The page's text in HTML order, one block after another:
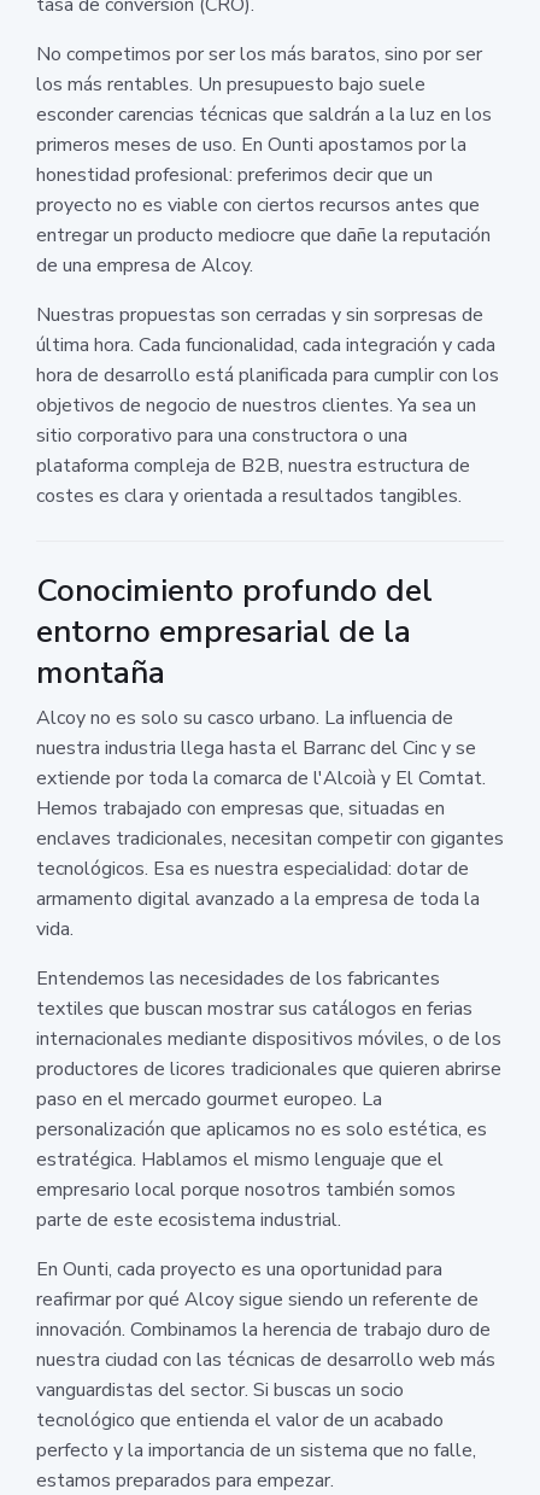
No competimos por ser los más baratos, sino por ser
los más rentables. Un presupuesto bajo suele
esconder carencias técnicas que saldrán a la luz en los
primeros meses de uso. En Ounti apostamos por la
honestidad profesional: preferimos decir que un
proyecto no es viable con ciertos recursos antes que
entregar un producto mediocre que dañe la reputación
de una empresa de Alcoy.
Nuestras propuestas son cerradas y sin sorpresas de
última hora. Cada funcionalidad, cada integración y cada
hora de desarrollo está planificada para cumplir con los
objetivos de negocio de nuestros clientes. Ya sea un
sitio corporativo para una constructora o una
plataforma compleja de B2B, nuestra estructura de
costes es clara y orientada a resultados tangibles.
Conocimiento profundo del
entorno empresarial de la
montaña
Alcoy no es solo su casco urbano. La influencia de
nuestra industria llega hasta el Barranc del Cinc y se
extiende por toda la comarca de l'Alcoià y El Comtat.
Hemos trabajado con empresas que, situadas en
enclaves tradicionales, necesitan competir con gigantes
tecnológicos. Esa es nuestra especialidad: dotar de
armamento digital avanzado a la empresa de toda la
vida.
Entendemos las necesidades de los fabricantes
textiles que buscan mostrar sus catálogos en ferias
internacionales mediante dispositivos móviles, o de los
productores de licores tradicionales que quieren abrirse
paso en el mercado gourmet europeo. La
personalización que aplicamos no es solo estética, es
estratégica. Hablamos el mismo lenguaje que el
empresario local porque nosotros también somos
parte de este ecosistema industrial.
En Ounti, cada proyecto es una oportunidad para
reafirmar por qué Alcoy sigue siendo un referente de
innovación. Combinamos la herencia de trabajo duro de
nuestra ciudad con las técnicas de desarrollo web más
vanguardistas del sector. Si buscas un socio
tecnológico que entienda el valor de un acabado
perfecto y la importancia de un sistema que no falle,
estamos preparados para empezar.